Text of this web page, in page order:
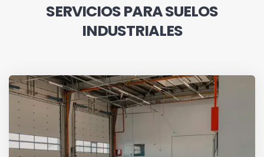
SERVICIOS PARA SUELOS
INDUSTRIALES